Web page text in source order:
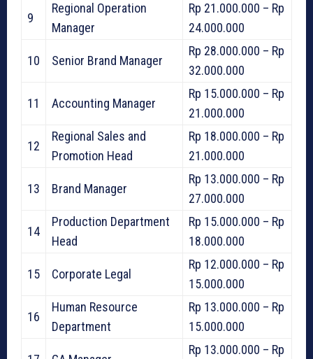
9
Regional Operation
Manager
Rp 21.000.000 – Rp
24.000.000
10 Senior Brand Manager
Rp 28.000.000 – Rp
32.000.000
11 Accounting Manager
Rp 15.000.000 – Rp
21.000.000
12
Regional Sales and
Promotion Head
Rp 18.000.000 – Rp
21.000.000
13 Brand Manager
Rp 13.000.000 – Rp
27.000.000
14
Production Department
Head
Rp 15.000.000 – Rp
18.000.000
15 Corporate Legal
Rp 12.000.000 – Rp
15.000.000
16
Human Resource
Department
Rp 13.000.000 – Rp
15.000.000
Rp 13.000.000 – Rp